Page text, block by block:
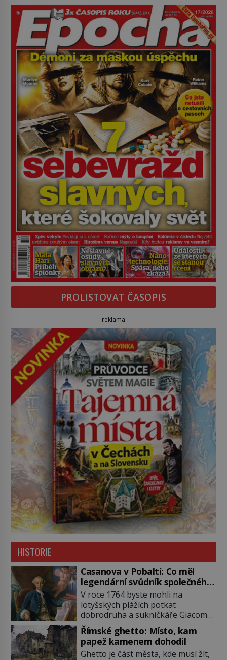
PROLISTOVAT ČASOPIS
reklama
HISTORIE
Casanova v Pobaltí: Co měl
legendární svůdník společného
se svobodnými zednáři?
V roce 1764 byste mohli na
lotyšských plážích potkat
dobrodruha a sukničkáře Giacoma
Casanovu. Jeho cesta k Baltskému
moři však nebyla turistickým
výletem, ale ryze pracovní cestou
se zištnými úmysly. Jaký cíl
Římské ghetto: Místo, kam
papež kamenem dohodil
Ghetto je část města, kde musí žít,